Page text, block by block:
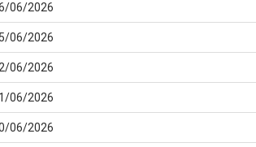
06/2026
06/2026
06/2026
06/2026
06/2026